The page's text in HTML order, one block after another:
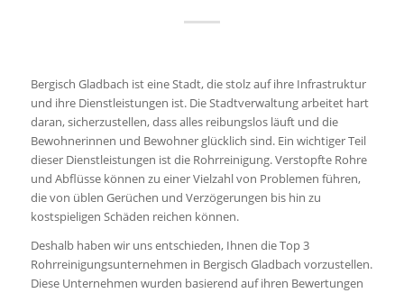
Bergisch Gladbach ist eine Stadt, die stolz auf ihre Infrastruktur
und ihre Dienstleistungen ist. Die Stadtverwaltung arbeitet hart
daran, sicherzustellen, dass alles reibungslos läuft und die
Bewohnerinnen und Bewohner glücklich sind. Ein wichtiger Teil
dieser Dienstleistungen ist die Rohrreinigung. Verstopfte Rohre
und Abflüsse können zu einer Vielzahl von Problemen führen,
die von üblen Gerüchen und Verzögerungen bis hin zu
kostspieligen Schäden reichen können.
Deshalb haben wir uns entschieden, Ihnen die Top 3
Rohrreinigungsunternehmen in Bergisch Gladbach vorzustellen.
Diese Unternehmen wurden basierend auf ihren Bewertungen